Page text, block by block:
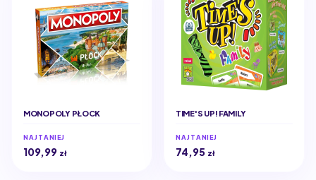
MONOPOLY PŁOCK
NAJTANIEJ
109,99 zł
TIME'S UP! FAMILY
NAJTANIEJ
74,95 zł